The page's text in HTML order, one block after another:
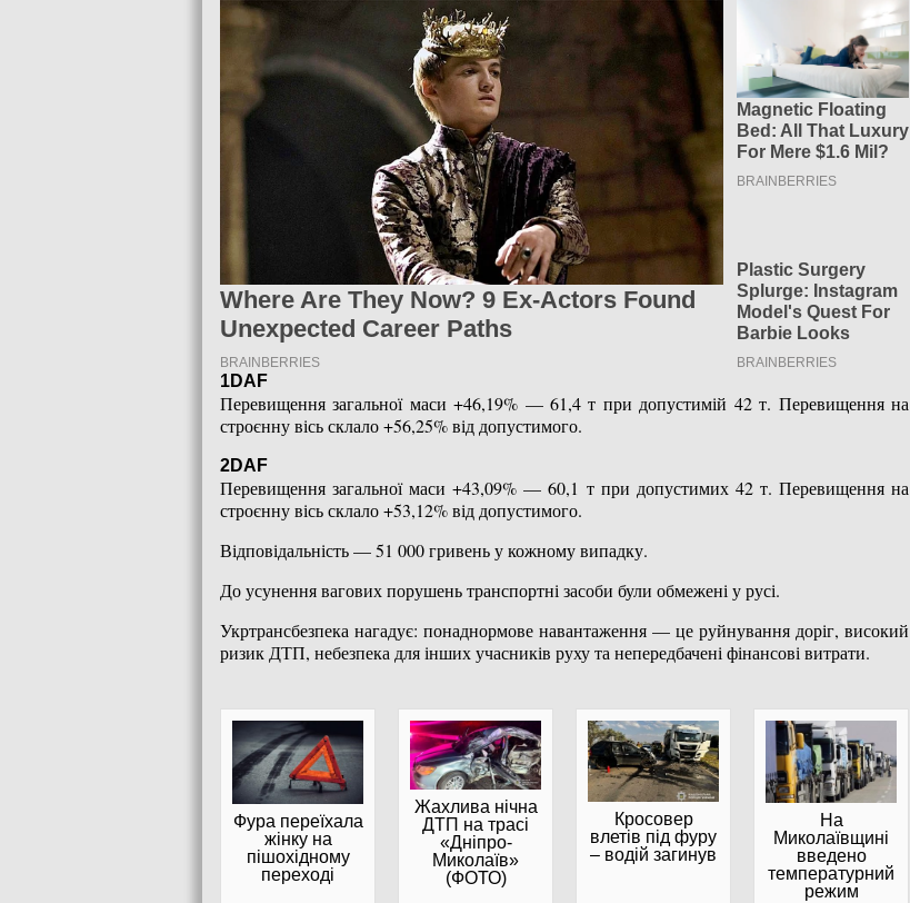
1DAF
Перевищення загальної маси +46,19% — 61,4 т при допустимій 42 т. Перевищення на
строєнну вісь склало +56,25% від допустимого.
2DAF
Перевищення загальної маси +43,09% — 60,1 т при допустимих 42 т. Перевищення на
строєнну вісь склало +53,12% від допустимого.
Відповідальність — 51 000 гривень у кожному випадку.
До усунення вагових порушень транспортні засоби були обмежені у русі.
Укртрансбезпека нагадує: понаднормове навантаження — це руйнування доріг, високий
ризик ДТП, небезпека для інших учасників руху та непередбачені фінансові витрати.
Фура переїхала
жінку на
пішохідному
переході
Жахлива нічна
ДТП на трасі
«Дніпро-
Миколаїв»
(ФОТО)
Кросовер
влетів під фуру
– водій загинув
На
Миколаївщині
введено
температурний
режим